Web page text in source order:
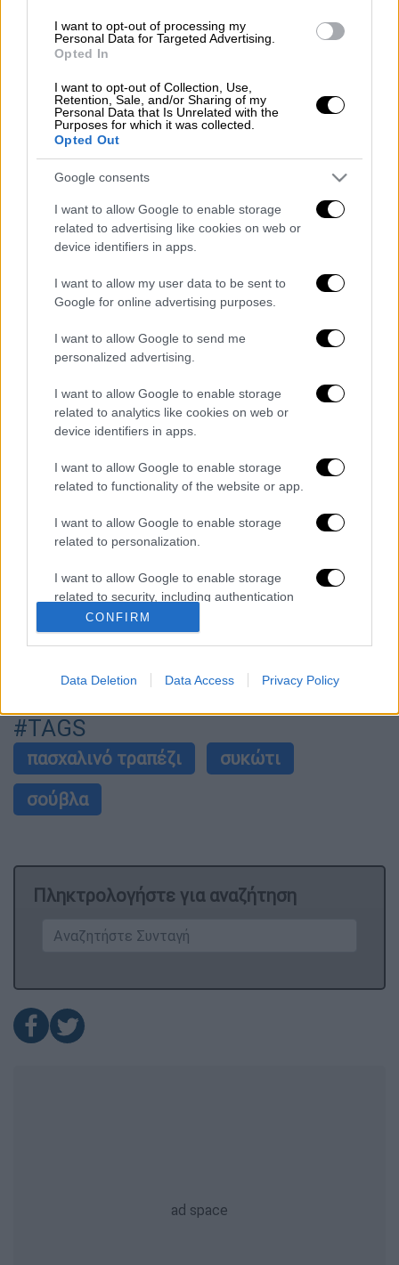
I want to opt-out of processing my
Personal Data for Targeted Advertising.
Opted In
I want to opt-out of Collection, Use,
Retention, Sale, and/or Sharing of my
Personal Data that Is Unrelated with the
Purposes for which it was collected.
Opted Out
Google consents
I want to allow Google to enable storage
related to advertising like cookies on web or
device identifiers in apps.
I want to allow my user data to be sent to
Google for online advertising purposes.
I want to allow Google to send me
personalized advertising.
I want to allow Google to enable storage
related to analytics like cookies on web or
device identifiers in apps.
I want to allow Google to enable storage
related to functionality of the website or app.
I want to allow Google to enable storage
related to personalization.
I want to allow Google to enable storage
related to security, including authentication
functionality and fraud prevention, and other
user protection.
CONFIRM
Data Deletion Data Access Privacy Policy
Εκτέλεση
Πλένετε τησυκωταριάκαι την κόβετε
σε μικρά κομμάτια. Πασπαλίζετε με
μπόλικο πιπέρι. Ρίχνετε αρκετή ρίγανη,
σκόρδο και μαϊντανό, ανακατεύοντας
καλά. Περνάτε τα κομμάτια σε μικρή
σούβλα εναλλάξ, δηλαδή ένα συκώτι, ένα
πνευμόνι, λίγα γλυκάδια, σπλήνα.
μέχρι να τελειώσουν τα υλικά και
αλατίζετε το κοκορέτσι.
Κατόπιν παίρνετε ένα έντερο, το οποίο
έχετε πλύνει και καθαρίσει καλά και το
καρφώνετε στην άκρη της σούβλας.
Αφού το στερεώσετε, αρχίζετε να το
τυλίγετε γύρω γύρω από τα εντόσθια
Χρησιμοποιείτε τόσα έντερα όσο να
σκεπαστούν καλά και να δεθούν τα
κομμάτια.
Ψήνετε στα κάρβουνα δίπλα στο αρνί 2
½ ώρες, γυρίζοντας τη
σούβλα
σε τακτά
χρονικά διαστήματα. Σερβίρετε το
κοκορέτσι κομμένο σε λεπτές ροδέλες.
τζιγεροσαρμάδες - Παραδοσιακές συνταγές
#TAGS
πασχαλινό τραπέζι
συκώτι
σούβλα
Πληκτρολογήστε για αναζήτηση